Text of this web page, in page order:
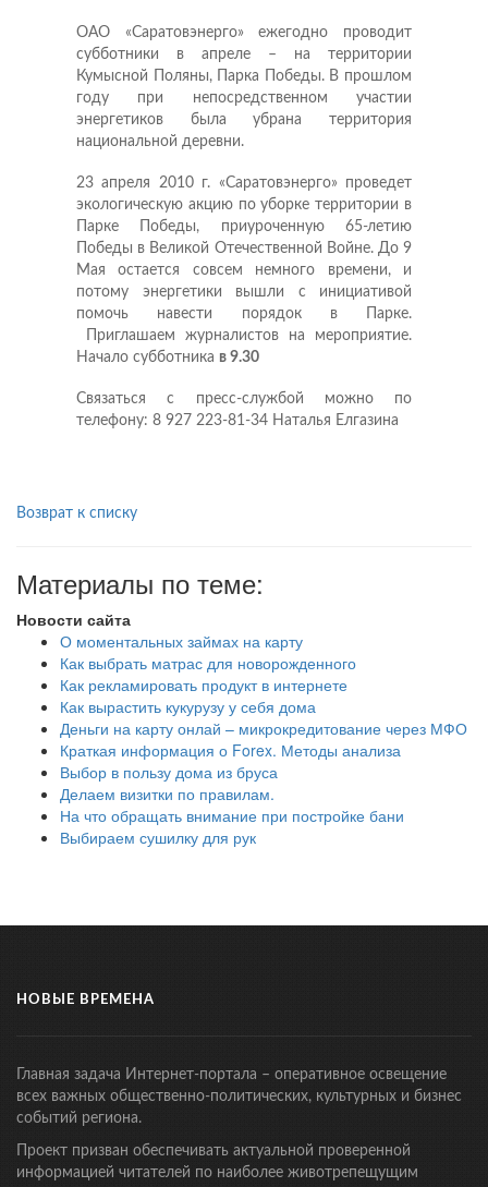
ОАО «Саратовэнерго» ежегодно проводит
субботники в апреле – на территории
Кумысной Поляны, Парка Победы. В прошлом
году при непосредственном участии
энергетиков была убрана территория
национальной деревни.
23 апреля 2010 г. «Саратовэнерго» проведет
экологическую акцию по уборке территории в
Парке Победы, приуроченную 65-летию
Победы в Великой Отечественной Войне. До 9
Мая остается совсем немного времени, и
потому энергетики вышли с инициативой
помочь навести порядок в Парке.
Приглашаем журналистов на мероприятие.
Начало субботника в 9.30
Связаться с пресс-службой можно по
телефону: 8 927 223-81-34 Наталья Елгазина
Возврат к списку
Материалы по теме:
Новости сайта
О моментальных займах на карту
Как выбрать матрас для новорожденного
Как рекламировать продукт в интернете
Как вырастить кукурузу у себя дома
Деньги на карту онлай – микрокредитование через МФО
Краткая информация о Forex. Методы анализа
Выбор в пользу дома из бруса
Делаем визитки по правилам.
На что обращать внимание при постройке бани
Выбираем сушилку для рук
НОВЫЕ ВРЕМЕНА
Главная задача Интернет-портала – оперативное освещение
всех важных общественно-политических, культурных и бизнес
событий региона.
Проект призван обеспечивать актуальной проверенной
информацией читателей по наиболее животрепещущим